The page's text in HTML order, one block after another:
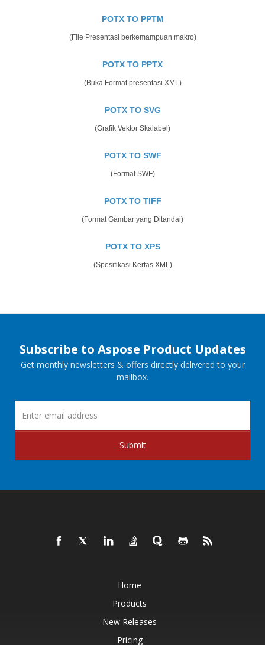
POTX TO PPTM
(File Presentasi berkemampuan makro)
POTX TO PPTX
(Buka Format presentasi XML)
POTX TO SVG
(Grafik Vektor Skalabel)
POTX TO SWF
(Format SWF)
POTX TO TIFF
(Format Gambar yang Ditandai)
POTX TO XPS
(Spesifikasi Kertas XML)
Subscribe to Aspose Product Updates
Get monthly newsletters & offers directly delivered to your
mailbox.
Submit
Home
Products
New Releases
Pricing